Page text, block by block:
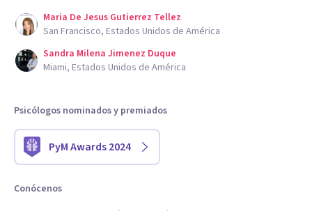
Maria De Jesus Gutierrez Tellez
San Francisco, Estados Unidos de América
Sandra Milena Jimenez Duque
Miami, Estados Unidos de América
Psicólogos nominados y premiados
PyM Awards 2024
Conócenos